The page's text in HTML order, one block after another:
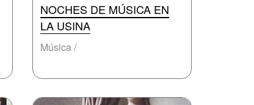
NOCHES DE MÚSICA EN
LA USINA
Música /